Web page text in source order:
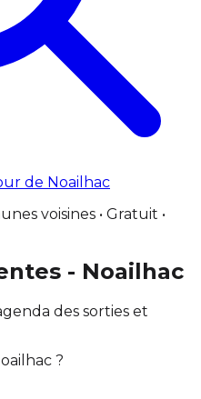
de Noailhac
voisines • Gratuit •
- Noailhac
des sorties et
?